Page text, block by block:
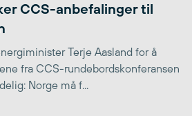
CCS-anbefalinger til
Terje Aasland for å
fra CCS-rundebordskonferansen
Norge må f...